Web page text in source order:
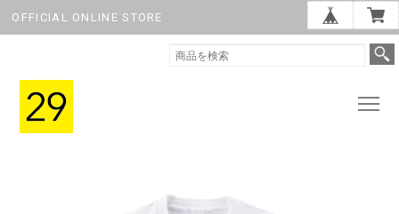
OFFICIAL ONLINE STORE